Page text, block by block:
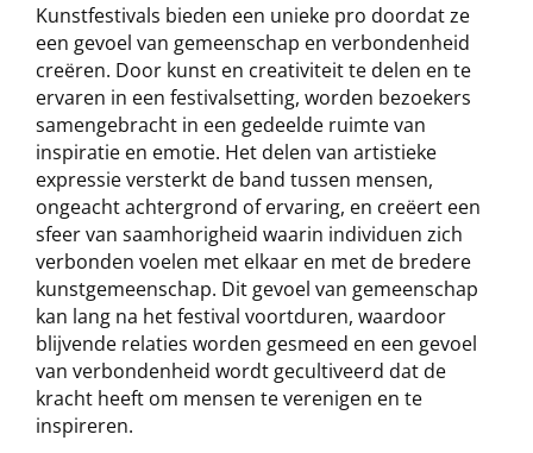
Kunstfestivals bieden een unieke pro doordat ze
een gevoel van gemeenschap en verbondenheid
creëren. Door kunst en creativiteit te delen en te
ervaren in een festivalsetting, worden bezoekers
samengebracht in een gedeelde ruimte van
inspiratie en emotie. Het delen van artistieke
expressie versterkt de band tussen mensen,
ongeacht achtergrond of ervaring, en creëert een
sfeer van saamhorigheid waarin individuen zich
verbonden voelen met elkaar en met de bredere
kunstgemeenschap. Dit gevoel van gemeenschap
kan lang na het festival voortduren, waardoor
blijvende relaties worden gesmeed en een gevoel
van verbondenheid wordt gecultiveerd dat de
kracht heeft om mensen te verenigen en te
inspireren.